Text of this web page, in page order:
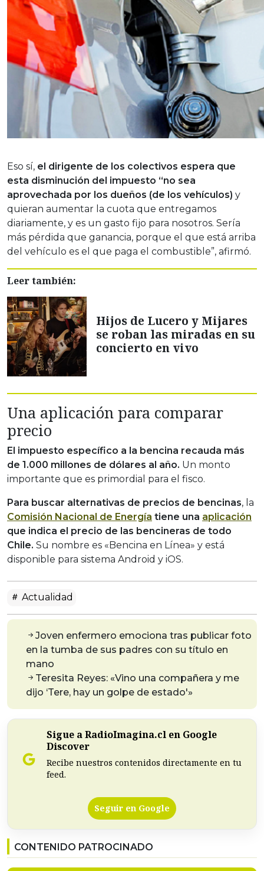
Eso sí, el dirigente de los colectivos espera que
esta disminución del impuesto “no sea
aprovechada por los dueños (de los vehículos) y
quieran aumentar la cuota que entregamos
diariamente, y es un gasto fijo para nosotros. Sería
más pérdida que ganancia, porque el que está arriba
del vehículo es el que paga el combustible”, afirmó.
Leer también:
Hijos de Lucero y Mijares
se roban las miradas en su
concierto en vivo
Una aplicación para comparar
precio
El impuesto específico a la bencina recauda más
de 1.000 millones de dólares al año. Un monto
importante que es primordial para el fisco.
Para buscar alternativas de precios de bencinas, la
Comisión Nacional de Energía tiene una aplicación
que indica el precio de las bencineras de todo
Chile. Su nombre es «Bencina en Línea» y está
disponible para sistema Android y iOS.
Actualidad
Joven enfermero emociona tras publicar foto
en la tumba de sus padres con su título en
mano
Teresita Reyes: «Vino una compañera y me
dijo ‘Tere, hay un golpe de estado'»
Sigue a RadioImagina.cl en Google
Discover
Recibe nuestros contenidos directamente en tu
feed.
Seguir en Google
CONTENIDO PATROCINADO